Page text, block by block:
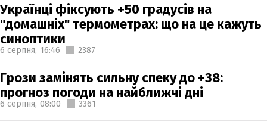
Українці фіксують +50 градусів на
"домашніх" термометрах: що на це кажуть
синоптики
6 серпня, 16:46 2387
Грози замінять сильну спеку до +38:
прогноз погоди на найближчі дні
6 серпня, 08:00 3361